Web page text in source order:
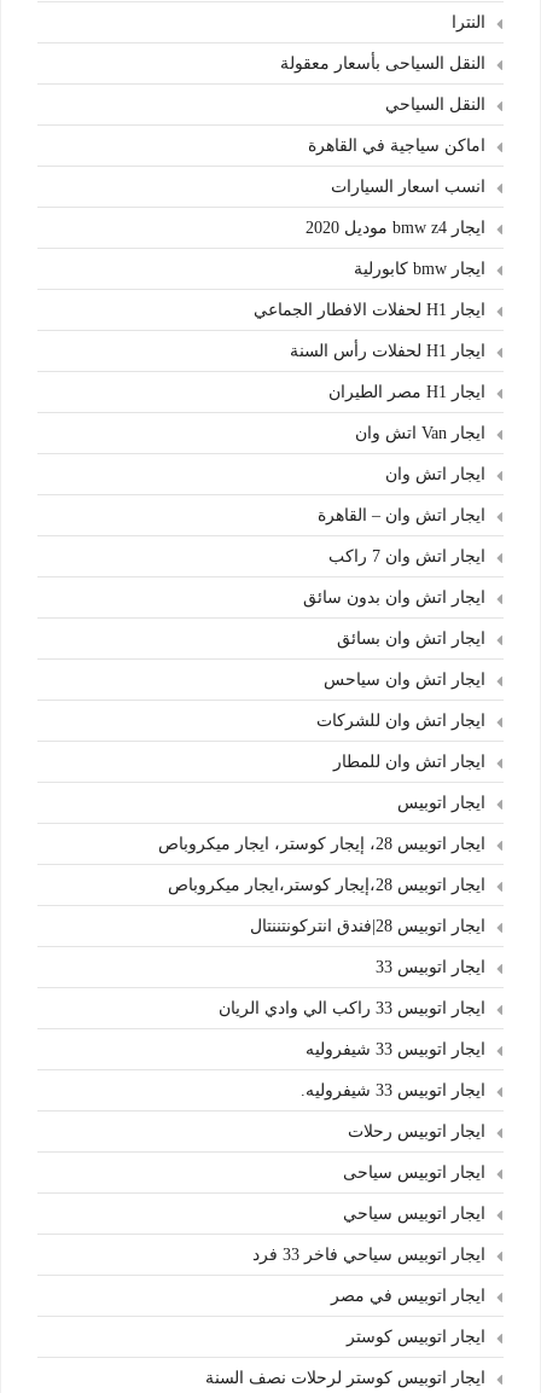
النترا
النقل السياحى بأسعار معقولة
النقل السياحي
اماكن سياجية في القاهرة
انسب اسعار السيارات
ايجار bmw z4 موديل 2020
ايجار bmw كابورلية
ايجار H1 لحفلات الافطار الجماعي
ايجار H1 لحفلات رأس السنة
ايجار H1 مصر الطيران
ايجار Van اتش وان
ايجار اتش وان
ايجار اتش وان – القاهرة
ايجار اتش وان 7 راكب
ايجار اتش وان بدون سائق
ايجار اتش وان بسائق
ايجار اتش وان سياحس
ايجار اتش وان للشركات
ايجار اتش وان للمطار
ايجار اتوبيس
ايجار اتوبيس 28، إيجار كوستر، ايجار ميكروباص
ايجار اتوبيس 28،إيجار كوستر،ايجار ميكروباص
ايجار اتوبيس 28|فندق انتركونتننتال
ايجار اتوبيس 33
ايجار اتوبيس 33 راكب الي وادي الريان
ايجار اتوبيس 33 شيفروليه
ايجار اتوبيس 33 شيفروليه.
ايجار اتوبيس رحلات
ايجار اتوبيس سياحى
ايجار اتوبيس سياحي
ايجار اتوبيس سياحي فاخر 33 فرد
ايجار اتوبيس في مصر
ايجار اتوبيس كوستر
ايجار اتوبيس كوستر لرحلات نصف السنة